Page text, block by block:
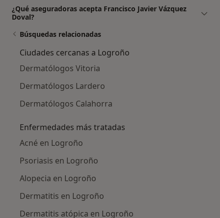
¿Qué aseguradoras acepta Francisco Javier Vázquez
Doval?
Búsquedas relacionadas
Ciudades cercanas a Logroño
Dermatólogos Vitoria
Dermatólogos Lardero
Dermatólogos Calahorra
Enfermedades más tratadas
Acné en Logroño
Psoriasis en Logroño
Alopecia en Logroño
Dermatitis en Logroño
Dermatitis atópica en Logroño